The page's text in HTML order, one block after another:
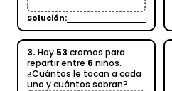
Solución:
3. Hay 53 cromos para
repartir entre 6 niños.
¿Cuántos le tocan a cada
uno y cuántos sobran?